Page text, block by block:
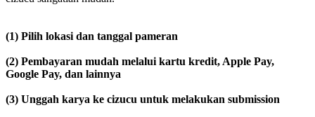
(1) Pilih lokasi dan tanggal pameran
(2) Pembayaran mudah melalui kartu kredit, Apple Pay,
Google Pay, dan lainnya
(3) Unggah karya ke cizucu untuk melakukan submission